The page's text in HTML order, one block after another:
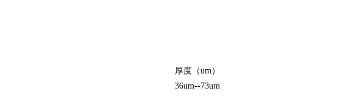
厚度（um）
36um--73um